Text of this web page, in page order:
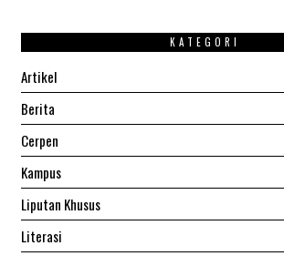
KATEGORI
Artikel
Berita
Cerpen
Kampus
Liputan Khusus
Literasi